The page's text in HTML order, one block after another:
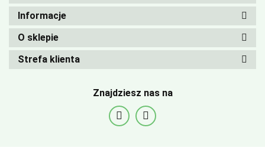
Informacje
O sklepie
Strefa klienta
Znajdziesz nas na